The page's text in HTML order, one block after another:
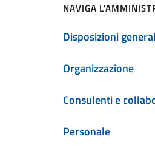
NAVIGA
Disposizioni
Organizzazione
Consulenti e
Personale